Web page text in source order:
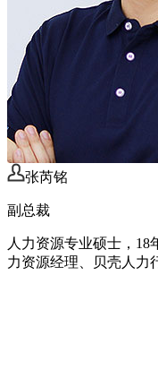
张芮铭
副总裁
人力资源专业硕士，
力资源经理、贝壳人力